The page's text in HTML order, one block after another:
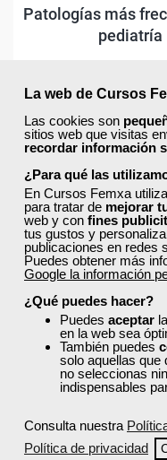
La web de Cursos
Las cookies son
sitios web que visitas
recordar información
¿Para qué las
En Cursos Femxa
para tratar de mejorar
web y con fines
tus gustos y
publicaciones en redes
Puedes obtener más
Google la información
¿Qué puedes hacer?
Puedes aceptar
en la web sea
También puedes
solo aquellas que
no seleccionas
indispensables
Consulta nuestra
Política de privacidad